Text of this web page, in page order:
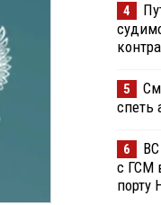
4
5
спеть
6
с ГСМ
порту